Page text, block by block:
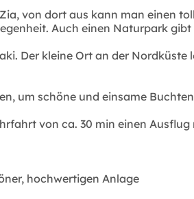
von dort aus kann man einen
Auch einen Naturpark
Der kleine Ort an der
um schöne und einsame
von ca. 30 min einen
hochwertigen Anlage